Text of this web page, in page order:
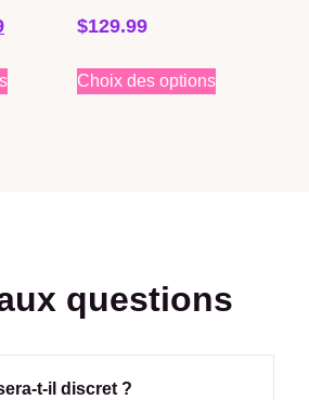
$129.99
Choix des options
questions
t-il discret ?